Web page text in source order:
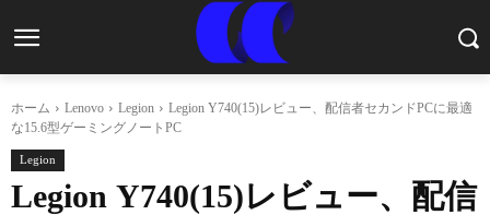
ホーム Lenovo Legion
Legion Y740(15)レビュー、配信者セカンドPCに最適
な15.6型ゲーミングノートPC
Legion
Legion Y740(15)レビュー、配信